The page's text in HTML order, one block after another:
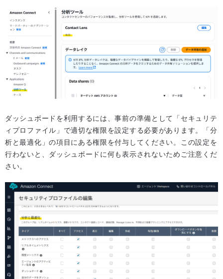
ダッシュボードを利用するには、事前の準備として「セキュリテ
ィプロファイル」で適切な権限を設定する必要があります。「分
析と最適化」の項目にある権限を付与してください。この設定を
行わないと、ダッシュボードに何も表示されないためご注意くだ
さい。